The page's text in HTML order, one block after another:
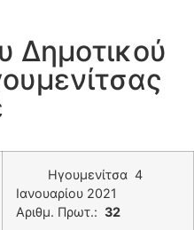
Δημοτικού
Ηγουμενίτσα 4
Ιανουαρίου 2021
Αριθμ. Πρωτ.: 32